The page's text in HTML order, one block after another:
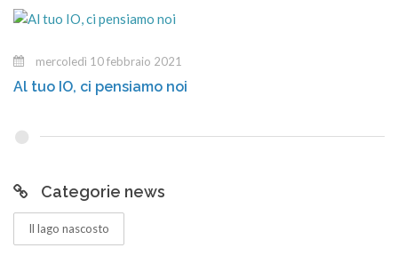
mercoledì 10 febbraio 2021
Al tuo IO, ci pensiamo noi
Categorie news
Il lago nascosto